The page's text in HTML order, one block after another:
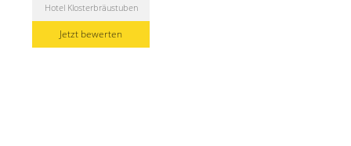
Hotel Klosterbräustuben
Jetzt bewerten